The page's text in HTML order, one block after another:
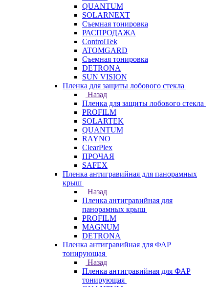
QUANTUM
SOLARNEXT
Съемная тонировка
РАСПРОДАЖА
ControlTek
ATOMGARD
Съемная тонировка
DETRONA
SUN VISION
Пленка для защиты лобового стекла
Назад
Пленка для защиты лобового стекла
PROFILM
SOLARTEK
QUANTUM
RAYNO
ClearPlex
ПРОЧАЯ
SAFEX
Пленка антигравийная для панорамных
крыш
Назад
Пленка антигравийная для
панорамных крыш
PROFILM
MAGNUM
DETRONA
Пленка антигравийная для ФАР
тонирующая
Назад
Пленка антигравийная для ФАР
тонирующая